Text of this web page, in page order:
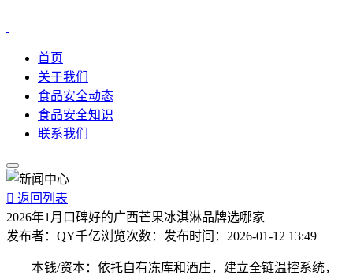
首页
关于我们
食品安全动态
食品安全知识
联系我们
 返回列表
2026年1月口碑好的广西芒果冰淇淋品牌选哪家
发布者： QY千亿浏览次数： 发布时间： 2026-01-12 13:49
本钱/资本：依托自有冻库和酒庄，建立全链温控系统，